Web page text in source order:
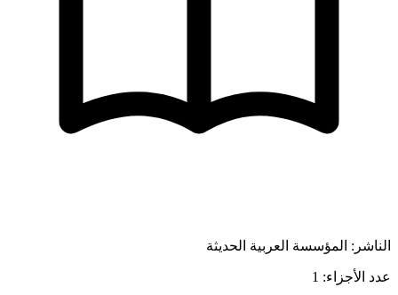
الناشر: المؤسسة العربية الحديثة
عدد الأجزاء: 1